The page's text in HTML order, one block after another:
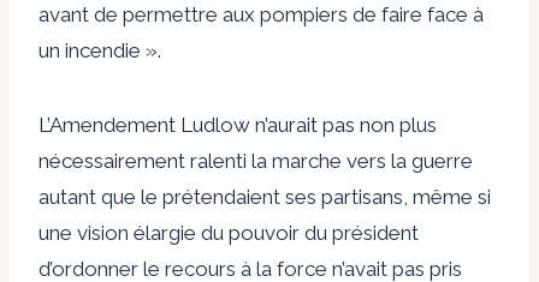
avant de permettre aux pompiers de faire face à
un incendie ».
L’Amendement Ludlow n’aurait pas non plus
nécessairement ralenti la marche vers la guerre
autant que le prétendaient ses partisans, même si
une vision élargie du pouvoir du président
d’ordonner le recours à la force n’avait pas pris